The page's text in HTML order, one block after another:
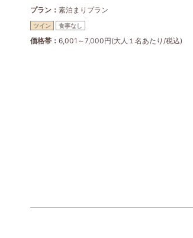
プラン
素泊まりプラン
ツイン 食事なし
価格帯 6,001～7,000円(大人１名あたり/税込)